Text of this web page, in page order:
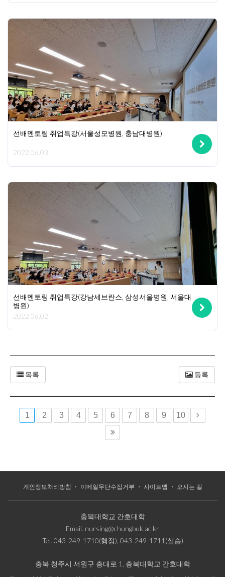
선배멘토링 취업특강(서울성모병원, 충남대병원)
2022.06.03
선배멘토링 취업특강(강남세브란스, 삼성서울병원, 서울대
병원)
2022.06.02
목록 등록
1 2 3 4 5 6 7 8 9 10
개인정보처리방침 이메일무단수집거부 사이트맵 오시는 길
충북대학교 간호대학
Email. nursing@chungbuk.ac.kr
Tel. 043-249-1710(행정), 043-249-1711(실습)
충북 청주시 서원구 충대로 1, 충북대학교 간호대학